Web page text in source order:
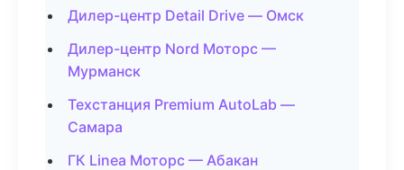
Дилер-центр Detail Drive — Омск
Дилер-центр Nord Моторс —
Мурманск
Техстанция Premium AutoLab —
Самара
ГК Linea Моторс — Абакан